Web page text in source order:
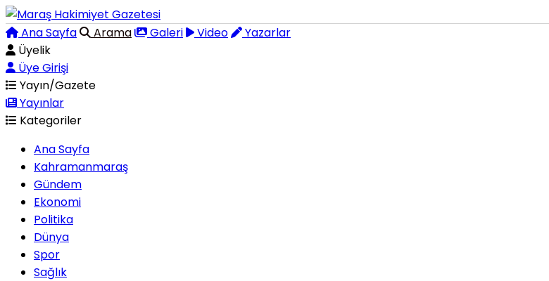
Ana Sayfa Arama Galeri Video
Yazarlar
Üyelik
Üye Girişi
Yayın/Gazete
Yayınlar
Kategoriler
Ana Sayfa
Kahramanmaraş
Gündem
Ekonomi
Politika
Dünya
Spor
Sağlık